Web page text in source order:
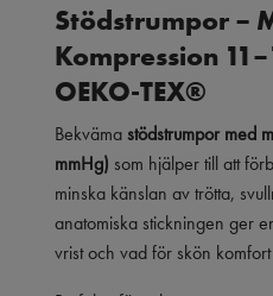
Stödstrumpor –
Kompression
OEKO-TEX®
Bekvämastödstrumpor med
mmHg) som hjälper till att
minska känslan av trötta,
anatomiska stickningen ger
vrist och vad för skön